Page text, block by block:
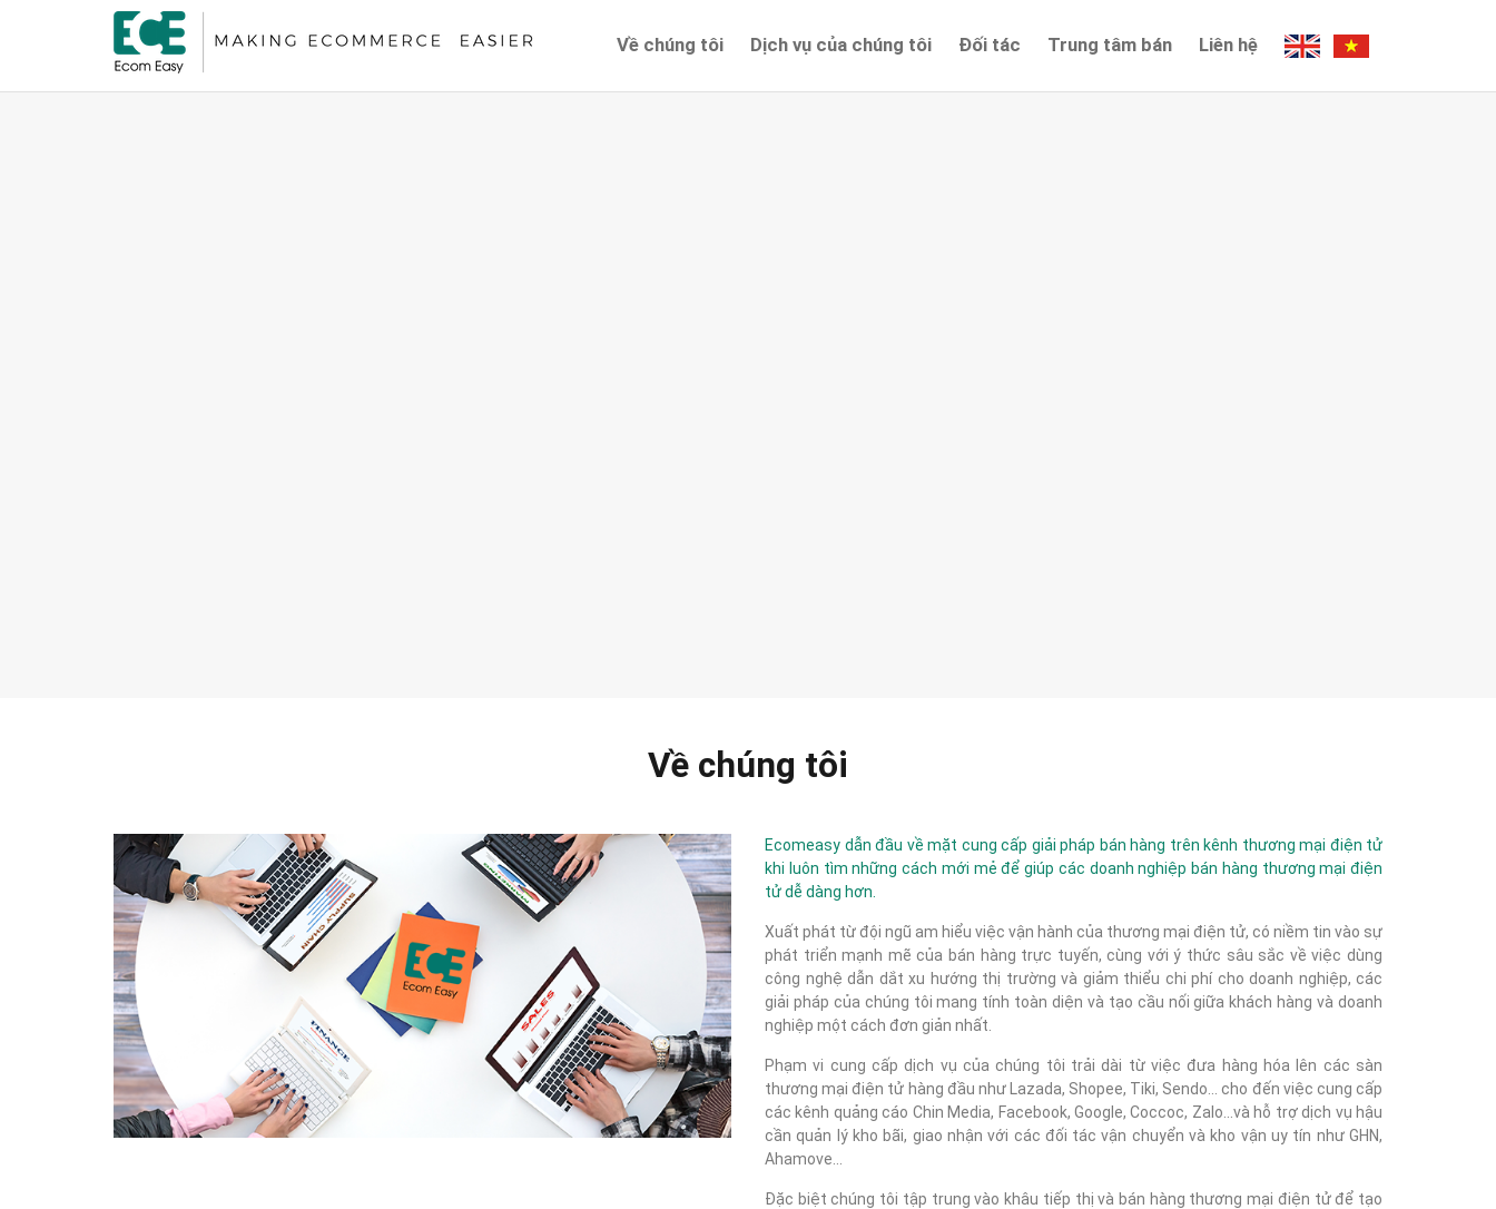
Về chúng tôi Dịch vụ của chúng tôi Đối tác Trung tâm bán Liên hệ
Về chúng tôi
Ecomeasy dẫn đầu về mặt cung cấp giải pháp bán hàng trên kênh thương mại điện tử
khi luôn tìm những cách mới mẻ để giúp các doanh nghiệp bán hàng thương mại điện
tử dễ dàng hơn.
Xuất phát từ đội ngũ am hiểu việc vận hành của thương mại điện tử, có niềm tin vào sự
phát triển mạnh mẽ của bán hàng trực tuyến, cùng với ý thức sâu sắc về việc dùng
công nghệ dẫn dắt xu hướng thị trường và giảm thiểu chi phí cho doanh nghiệp, các
giải pháp của chúng tôi mang tính toàn diện và tạo cầu nối giữa khách hàng và doanh
nghiệp một cách đơn giản nhất.
Phạm vi cung cấp dịch vụ của chúng tôi trải dài từ việc đưa hàng hóa lên các sàn
thương mại điện tử hàng đầu như Lazada, Shopee, Tiki, Sendo... cho đến việc cung cấp
các kênh quảng cáo Chin Media, Facebook, Google, Coccoc, Zalo...và hỗ trợ dịch vụ hậu
cần quản lý kho bãi, giao nhận với các đối tác vận chuyển và kho vận uy tín như GHN,
Ahamove...
Đặc biệt chúng tôi tập trung vào khâu tiếp thị và bán hàng thương mại điện tử để tạo